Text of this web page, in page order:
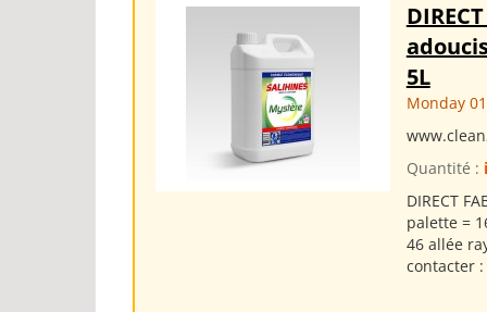
5L
Monday
Quantité :
DIRECT
palette =
46 allée
contacter